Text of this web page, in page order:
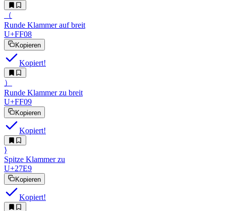
（︎
Runde Klammer auf breit
U+FF08
Kopieren
Kopiert!
）︎
Runde Klammer zu breit
U+FF09
Kopieren
Kopiert!
⟩︎
Spitze Klammer zu
U+27E9
Kopieren
Kopiert!